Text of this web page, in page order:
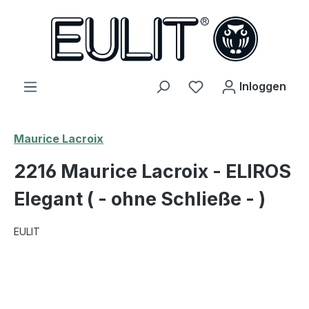
Je hebt 0 items op
Inloggen
Maurice Lacroix
2216 Maurice Lacroix - ELIROS
Elegant ( - ohne Schließe - )
EULIT